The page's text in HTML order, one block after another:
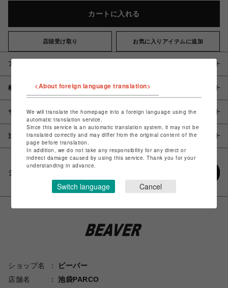
カートに入れる
店頭受け取り お気に入りアイテムに追加
アイテム説明 / 素材
概要
サイズ
注意事項
シェアする
ショップ名
ビーバー
店舗名
池袋PARCO
<About foreign language translation>
We will translate the homepage into a foreign language using the
automatic translation service.
Since this service is an automatic translation system, it may not be
translated correctly and may differ from the original content of the
page before translation.
In addition, we do not take any responsibility for any direct or
indirect damage caused by using this service. Thank you for your
understanding in advance.
Switch language Cancel